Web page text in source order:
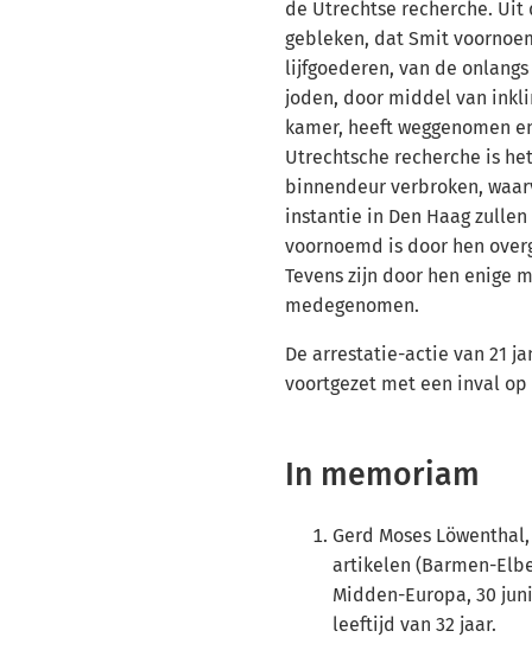
de Utrechtse recherche. Uit
gebleken, dat Smit
lijfgoederen, van de
joden, door middel van
kamer, heeft weggenomen
Utrechtsche recherche is
binnendeur verbroken,
instantie in Den Haag
voornoemd is door hen
Tevens zijn door hen enige
medegenomen.
De arrestatie-actie van 21
voortgezet met een inval op
In memoriam
Gerd Moses
artikelen (Barmen-
Midden-Europa, 30
leeftijd van 32 jaar.